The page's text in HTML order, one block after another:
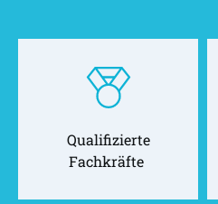
Qualifizierte
Fachkräfte